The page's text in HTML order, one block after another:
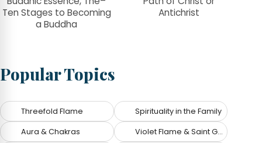
Ten Stages to Becoming
a Buddha
Antichrist
Popular Topics
Threefold Flame Spirituality in the Family
Aura & Chakras Violet Flame & Saint Germain